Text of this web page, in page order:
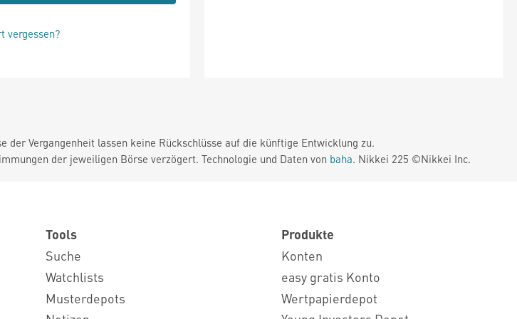
vergessen?
der Vergangenheit lassen keine Rückschlüsse auf die künftige Entwicklung zu.
der jeweiligen Börse verzögert. Technologie und Daten von baha. Nikkei 225 ©Nikkei Inc.
Tools
Suche
Watchlists
Musterdepots
Produkte
Konten
easy gratis Konto
Wertpapierdepot